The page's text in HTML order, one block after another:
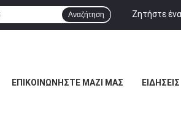
Ζητήστε
Αναζήτηση
ΕΠΙΚΟΙΝΩΝΉΣΤΕ ΜΑΖΊ ΜΑΣ ΕΙΔΉΣΕΙΣ